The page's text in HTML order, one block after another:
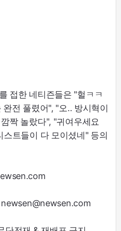
접한 네티즌들은 "헐ㅋㅋ
전 풀렸어", "오.. 방시혁이
짝 놀랐다", "귀여우세요
트들이 다 모이셨네" 등의